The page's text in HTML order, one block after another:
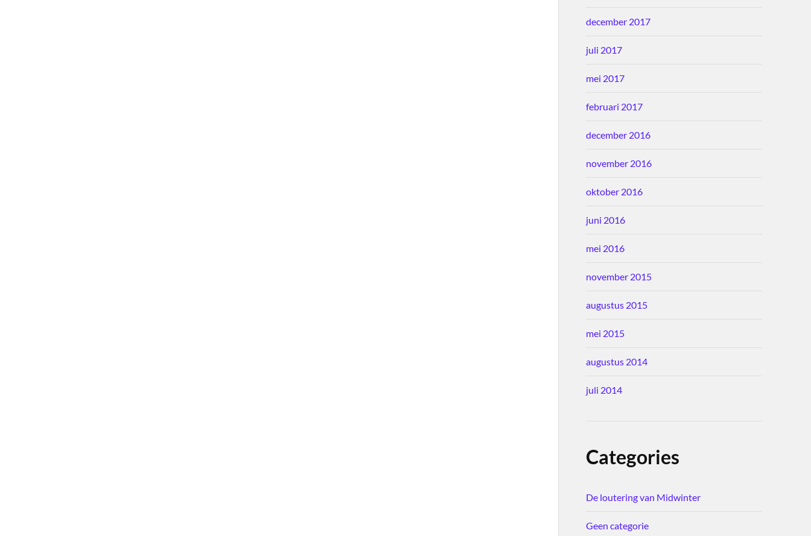
december 2017
juli 2017
mei 2017
februari 2017
december 2016
november 2016
oktober 2016
juni 2016
mei 2016
november 2015
augustus 2015
mei 2015
augustus 2014
juli 2014
Categories
De loutering van Midwinter
Geen categorie